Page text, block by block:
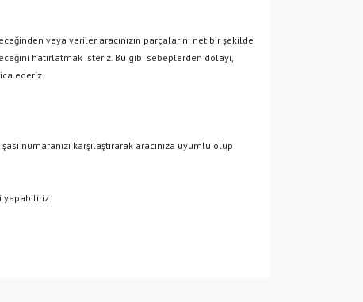
veya veriler aracınızın parçalarını net bir şekilde
hatırlatmak isteriz. Bu gibi sebeplerden dolayı,
ederiz.
numaranızı karşılaştırarak aracınıza uyumlu olup
yapabiliriz.